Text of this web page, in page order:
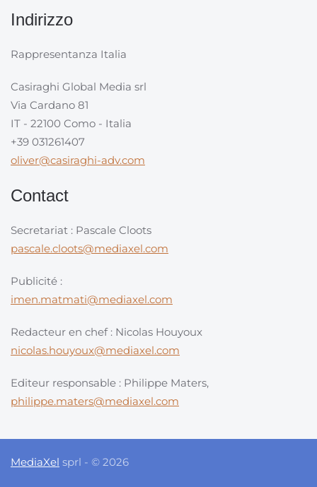
Indirizzo
Rappresentanza Italia
Casiraghi Global Media srl
Via Cardano 81
IT - 22100 Como - Italia
+39 031261407
oliver@casiraghi-adv.com
Contact
Secretariat : Pascale Cloots
pascale.cloots@mediaxel.com
Publicité :
imen.matmati@mediaxel.com
Redacteur en chef : Nicolas Houyoux
nicolas.houyoux@mediaxel.com
Editeur responsable : Philippe Maters,
philippe.maters@mediaxel.com
MediaXel sprl - © 2026